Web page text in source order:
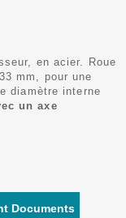
en acier. Roue
mm, pour une
diamètre interne
un axe
Documents